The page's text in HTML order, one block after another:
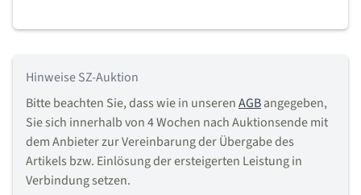
Hinweise SZ-Auktion
Bitte beachten Sie, dass wie in unserenAGBangegeben,
Sie sich innerhalb von 4 Wochen nach Auktionsende mit
dem Anbieter zur Vereinbarung der Übergabe des
Artikels bzw. Einlösung der ersteigerten Leistung in
Verbindung setzen.